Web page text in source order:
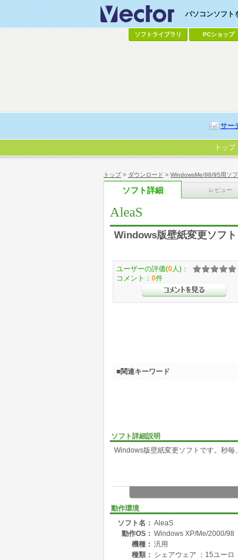
トップ> ダウンロード > WindowsMe/98/95用ソフ
ソフト詳細 レビュー
AleaS
Windows版壁紙変更ソフト
ソフト詳細説明
Windows版壁紙変更ソフトです。秒毎
動作環境
ソフト名： AleaS
動作OS： Windows XP/Me/2000/98
機種： 汎用
種類： シェアウェア ：15ユーロ
ユーザーの評価(0 人)：
コメント： 0件
■関連キーワード
パソコンソフト
ソフトライブラリ PCショップ
サー
トップ